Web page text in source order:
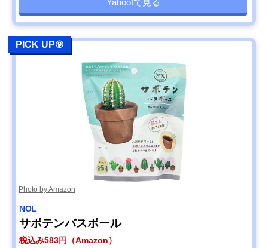
PICK UP⑨
Photo by Amazon
NOL
サボテンバスボール
税込み583円（Amazon）